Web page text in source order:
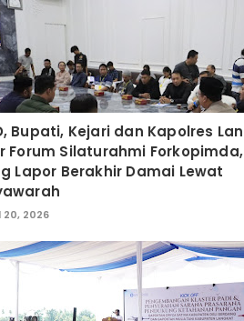
Bupati, Kejari dan Kapolres
Forum Silaturahmi
Lapor Berakhir Damai Lewat
20, 2026